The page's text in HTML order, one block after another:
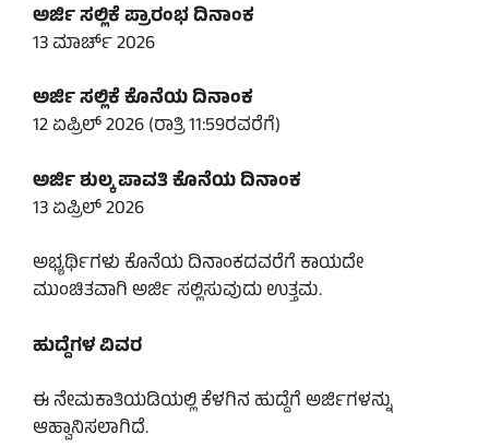
ಅರ್ಜಿ ಸಲ್ಲಿಕೆ ಪ್ರಾರಂಭ ದಿನಾಂಕ
13 ಮಾರ್ಚ್ 2026
ಅರ್ಜಿ ಸಲ್ಲಿಕೆ ಕೊನೆಯ ದಿನಾಂಕ
12 ಏಪ್ರಿಲ್ 2026 (ರಾತ್ರಿ 11:59ರವರೆಗೆ)
ಅರ್ಜಿ ಶುಲ್ಕ ಪಾವತಿ ಕೊನೆಯ ದಿನಾಂಕ
13 ಏಪ್ರಿಲ್ 2026
ಅಭ್ಯರ್ಥಿಗಳು ಕೊನೆಯ ದಿನಾಂಕದವರೆಗೆ ಕಾಯದೇ
ಮುಂಚಿತವಾಗಿ ಅರ್ಜಿ ಸಲ್ಲಿಸುವುದು ಉತ್ತಮ.
ಹುದ್ದೆಗಳ ವಿವರ
ಈ ನೇಮಕಾತಿಯಡಿಯಲ್ಲಿ ಕೆಳಗಿನ ಹುದ್ದೆಗೆ ಅರ್ಜಿಗಳನ್ನು
ಆಹ್ವಾನಿಸಲಾಗಿದೆ.